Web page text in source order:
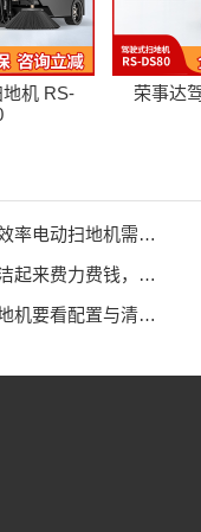
机 RS-
荣事达
工厂车间采购高效率电动扫地机需具备哪些要求
工厂面积大，清洁起来费力费钱，不妨试试驾驶式洗地机
工厂选择驾驶扫地机要看配置与清洁效果